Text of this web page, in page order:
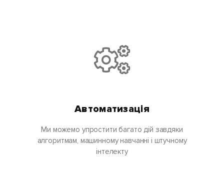
Автоматизація
Ми можемо упростити багато дій завдяки
алгоритмам, машинному навчанні і штучному
інтелекту